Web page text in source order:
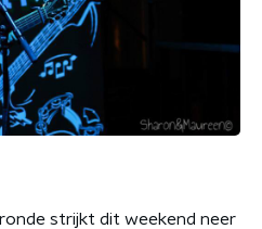
strijkt dit weekend neer